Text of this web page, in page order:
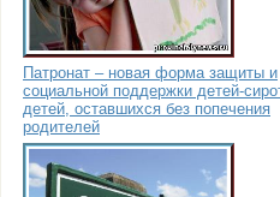
Патронат – новая форма защиты и
социальной поддержки детей-
детей, оставшихся без попечения
родителей